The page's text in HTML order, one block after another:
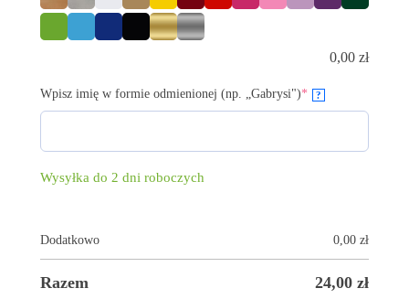
0,00zł
Wpisz imię w formie odmienionej (np. „Gabrysi")* ?
Wysyłka do 2 dni roboczych
Dodatkowo 0,00zł
Razem 24,00zł